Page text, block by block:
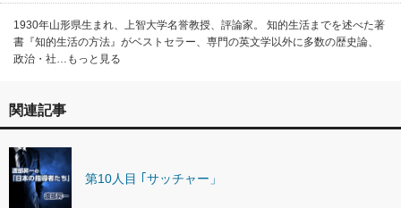
1930年山形県生まれ、上智大学名誉教授、評論家。 知的生活までを述べた著
書『知的生活の方法』がベストセラー、専門の英文学以外に多数の歴史論、
政治・社…もっと見る
関連記事
第10人目 ｢サッチャー」